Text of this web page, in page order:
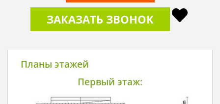
ЗАКАЗАТЬ ЗВОНОК
Планы этажей
Первый этаж: